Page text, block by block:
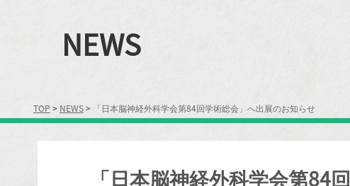
NEWS
TOP > NEWS > 「日本脳神経外科学会第84回学術総会」へ出展のお知らせ
「日本脳神経外科学会第84